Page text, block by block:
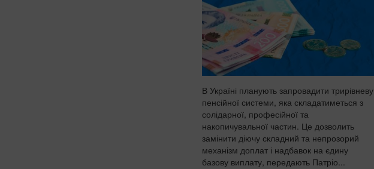
В Україні планують запровадити трирівневу
пенсійної системи, яка складатиметься з
солідарної, професійної та
накопичувальної частин. Це дозволить
замінити діючу складний та непрозорий
механізм доплат і надбавок на єдину
базову виплату, передають Патріо...